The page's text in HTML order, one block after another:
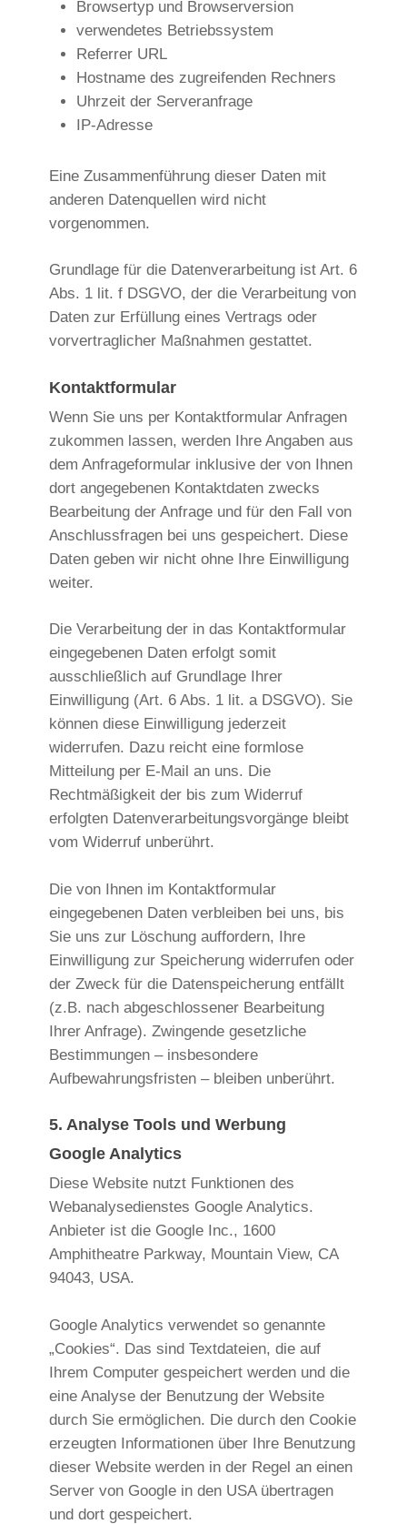
Browsertyp und Browserversion
verwendetes Betriebssystem
Referrer URL
Hostname des zugreifenden Rechners
Uhrzeit der Serveranfrage
IP-Adresse
Eine Zusammenführung dieser Daten mit
anderen Datenquellen wird nicht
vorgenommen.
Grundlage für die Datenverarbeitung ist Art. 6
Abs. 1 lit. f DSGVO, der die Verarbeitung von
Daten zur Erfüllung eines Vertrags oder
vorvertraglicher Maßnahmen gestattet.
Kontaktformular
Wenn Sie uns per Kontaktformular Anfragen
zukommen lassen, werden Ihre Angaben aus
dem Anfrageformular inklusive der von Ihnen
dort angegebenen Kontaktdaten zwecks
Bearbeitung der Anfrage und für den Fall von
Anschlussfragen bei uns gespeichert. Diese
Daten geben wir nicht ohne Ihre Einwilligung
weiter.
Die Verarbeitung der in das Kontaktformular
eingegebenen Daten erfolgt somit
ausschließlich auf Grundlage Ihrer
Einwilligung (Art. 6 Abs. 1 lit. a DSGVO). Sie
können diese Einwilligung jederzeit
widerrufen. Dazu reicht eine formlose
Mitteilung per E-Mail an uns. Die
Rechtmäßigkeit der bis zum Widerruf
erfolgten Datenverarbeitungsvorgänge bleibt
vom Widerruf unberührt.
Die von Ihnen im Kontaktformular
eingegebenen Daten verbleiben bei uns, bis
Sie uns zur Löschung auffordern, Ihre
Einwilligung zur Speicherung widerrufen oder
der Zweck für die Datenspeicherung entfällt
(z.B. nach abgeschlossener Bearbeitung
Ihrer Anfrage). Zwingende gesetzliche
Bestimmungen – insbesondere
Aufbewahrungsfristen – bleiben unberührt.
5. Analyse Tools und Werbung
Google Analytics
Diese Website nutzt Funktionen des
Webanalysedienstes Google Analytics.
Anbieter ist die Google Inc., 1600
Amphitheatre Parkway, Mountain View, CA
94043, USA.
Google Analytics verwendet so genannte
„Cookies“. Das sind Textdateien, die auf
Ihrem Computer gespeichert werden und die
eine Analyse der Benutzung der Website
durch Sie ermöglichen. Die durch den Cookie
erzeugten Informationen über Ihre Benutzung
dieser Website werden in der Regel an einen
Server von Google in den USA übertragen
und dort gespeichert.